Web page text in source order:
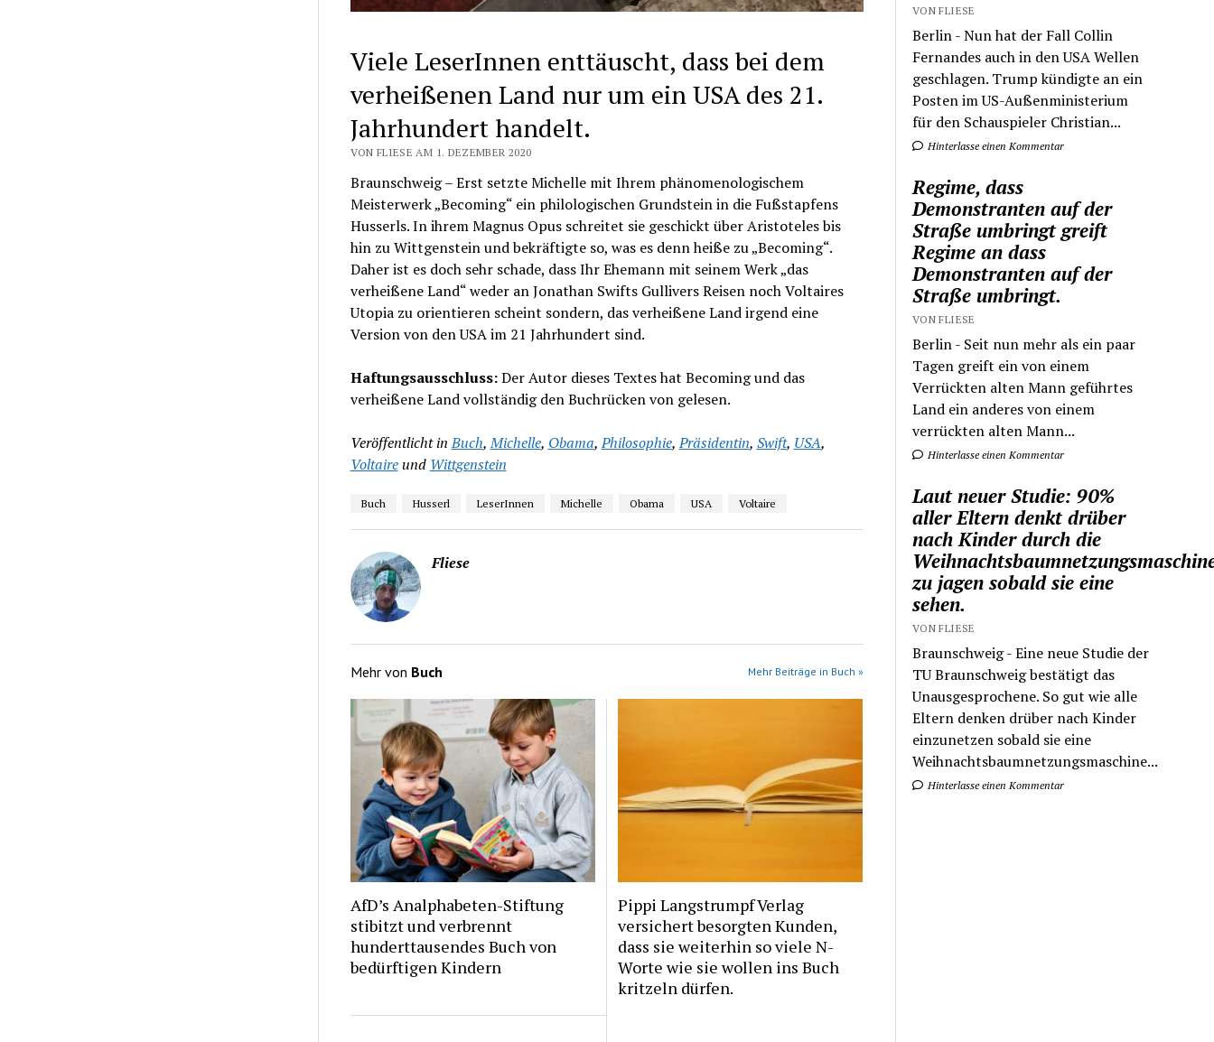
Viele LeserInnen enttäuscht, dass bei dem
verheißenen Land nur um ein USA des 21.
Jahrhundert handelt.
VON FLIESE AM 1. DEZEMBER 2020
Braunschweig – Erst setzte Michelle mit Ihrem phänomenologischem
Meisterwerk „Becoming“ ein philologischen Grundstein in die Fußstapfens
Husserls. In ihrem Magnus Opus schreitet sie geschickt über Aristoteles bis
hin zu Wittgenstein und bekräftigte so, was es denn heiße zu „Becoming“.
Daher ist es doch sehr schade, dass Ihr Ehemann mit seinem Werk „das
verheißene Land“ weder an Jonathan Swifts Gullivers Reisen noch Voltaires
Utopia zu orientieren scheint sondern, das verheißene Land irgend eine
Version von den USA im 21 Jahrhundert sind.
Haftungsausschluss:Der Autor dieses Textes hat Becoming und das
verheißene Land vollständig den Buchrücken von gelesen.
Veröffentlicht in Buch,Michelle, Obama,Philosophie,Präsidentin, Swift, USA,
Voltaireund Wittgenstein
Buch Husserl LeserInnen Michelle Obama USA Voltaire
Fliese
Mehr von Buch Mehr Beiträge in Buch »
AfD’s Analphabeten-Stiftung
stibitzt und verbrennt
hunderttausendes Buch von
bedürftigen Kindern
Pippi Langstrumpf Verlag
versichert besorgten Kunden,
dass sie weiterhin so viele N-
Worte wie sie wollen ins Buch
kritzeln dürfen.
VON FLIESE
Berlin - Nun hat der Fall Collin
Fernandes auch in den USA Wellen
geschlagen. Trump kündigte an ein
Posten im US-Außenministerium
für den Schauspieler Christian...
Hinterlasse einen Kommentar
Regime, dass
Demonstranten auf der
Straße umbringt greift
Regime an dass
Demonstranten auf der
Straße umbringt.
VON FLIESE
Berlin - Seit nun mehr als ein paar
Tagen greift ein von einem
Verrückten alten Mann geführtes
Land ein anderes von einem
verrückten alten Mann...
Hinterlasse einen Kommentar
Laut neuer Studie: 90%
aller Eltern denkt drüber
nach Kinder durch die
zu jagen sobald sie eine
sehen.
VON FLIESE
Braunschweig - Eine neue Studie der
TU Braunschweig bestätigt das
Unausgesprochene. So gut wie alle
Eltern denken drüber nach Kinder
einzunetzen sobald sie eine
Weihnachtsbaumnetzungsmaschine...
Hinterlasse einen Kommentar